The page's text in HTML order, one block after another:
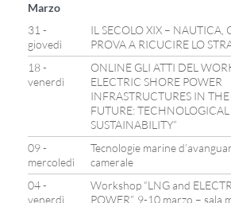
Marzo
31 -
giovedì
IL SECOLO XIX –
PROVA A RICUCIRE LO
18 -
venerdì
ONLINE GLI ATTI DEL
ELECTRIC SHORE POWER
INFRASTRUCTURES IN
FUTURE:
SUSTAINABILITY”
09 -
mercoledì
Tecnologie marine
camerale
04 -
venerdì
Workshop “LNG and
POWER”, 9-10 marzo – sala